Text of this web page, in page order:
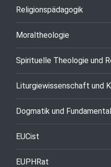
Religionspädagogik
Moraltheologie
Spirituelle Theologie und
Liturgiewissenschaft und
Dogmatik und
EUCist
EUPHRat